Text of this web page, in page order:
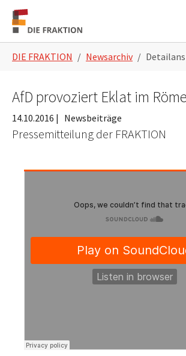
Zum Hauptinhalt springen
Skip to page footer
DIE FRAKTION Newsarchiv
AfD provoziert Eklat im
14.10.2016 | Newsbeiträge
Pressemitteilung der FRAKTION